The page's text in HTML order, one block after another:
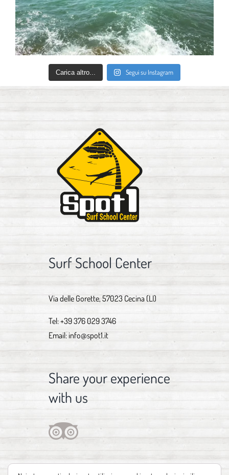
Carica altro... Segui su Instagram
Surf School Center
Via delle Gorette, 57023 Cecina (LI)
Tel:+39 376 029 3746
Email: info@spot1.it
Share your experience
with us